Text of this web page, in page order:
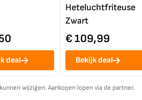
deal
Heteluchtfriteuse
Zwart
€ 109,99
Bekijk deal
wijzigen. Aankopen lopen via de partner.